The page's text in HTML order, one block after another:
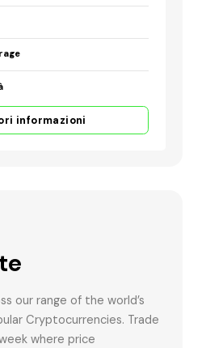
informazioni
our range of the world’s
Cryptocurrencies. Trade
where price